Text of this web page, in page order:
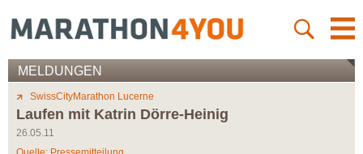
MELDUNGEN
SwissCityMarathon Lucerne
Laufen mit Katrin Dörre-Heinig
26.05.11